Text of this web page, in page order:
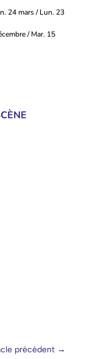
24 mars / Lun. 23
/ Mar. 15
précédent →